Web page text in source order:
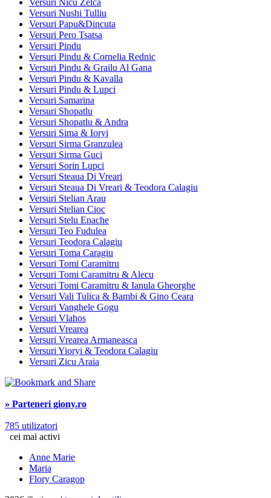
Versuri Nushi Tulliu
Versuri Papu&Dincuta
Versuri Pero Tsatsa
Versuri Pindu
Versuri Pindu & Cornelia Rednic
Versuri Pindu & Grailu Al Gana
Versuri Pindu & Kavalla
Versuri Pindu & Lupci
Versuri Samarina
Versuri Shopatlu
Versuri Shopatlu & Andra
Versuri Sima & Ioryi
Versuri Sirma Granzulea
Versuri Sirma Guci
Versuri Sorin Lupci
Versuri Steaua Di Vreari
Versuri Steaua Di Vreari & Teodora Calagiu
Versuri Stelian Arau
Versuri Stelian Cioc
Versuri Stelu Enache
Versuri Teo Fudulea
Versuri Teodora Calagiu
Versuri Toma Caragiu
Versuri Tomi Caramitru
Versuri Tomi Caramitru & Alecu
Versuri Tomi Caramitru & Ianula Gheorghe
Versuri Vali Tulica & Bambi & Gino Ceara
Versuri Vanghele Gogu
Versuri Vlahos
Versuri Vrearea
Versuri Vrearea Armaneasca
Versuri Yioryi & Teodora Calagiu
Versuri Zicu Araia
» Parteneri giony.ro
785 utilizatori
cei mai activi
Anne Marie
Maria
Flory Caragop